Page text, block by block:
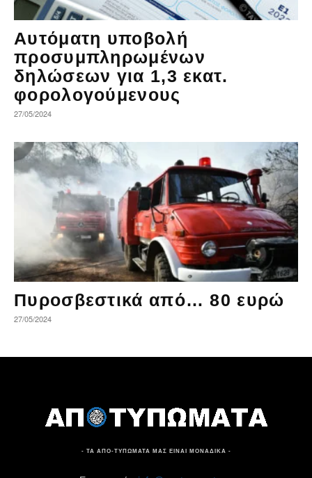
Αυτόματη υποβολή
προσυμπληρωμένων
δηλώσεων για 1,3 εκατ.
φορολογούμενους
27/05/2024
Πυροσβεστικά από… 80 ευρώ
27/05/2024
- ΤΑ ΑΠΟ-ΤΥΠΩΜΑΤΑ ΜΑΣ ΕΙΝΑΙ ΜΟΝΑΔΙΚΑ -